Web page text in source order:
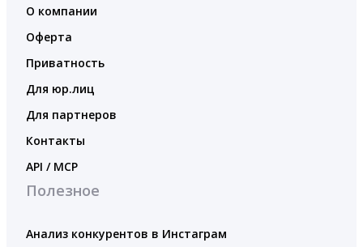
О компании
Оферта
Приватность
Для юр.лиц
Для партнеров
Контакты
API / MCP
Полезное
Анализ конкурентов в Инстаграм